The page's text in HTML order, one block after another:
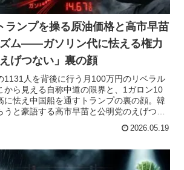
ランプを操る原油価格と高市早苗
ム——ガソリン代に怯える権力
げつない」裏の顔
1131人を背後に行う月100万円のリベラル
から見える自称中道の限界と、1ガロン10
に怯え中国船を通すトランプの裏の顔。韓
うと豪語する高市早苗と公明党のえげつな
2026.05.19